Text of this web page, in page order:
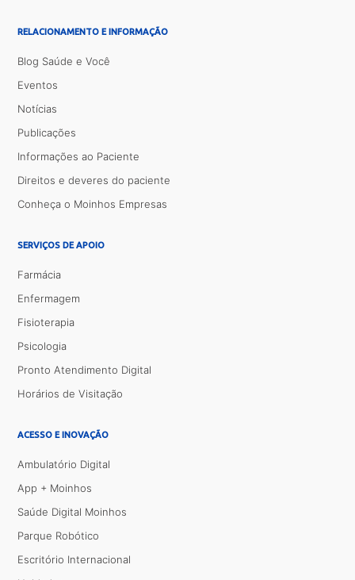
RELACIONAMENTO E INFORMAÇÃO
Blog Saúde e Você
Eventos
Notícias
Publicações
Informações ao Paciente
Direitos e deveres do paciente
Conheça o Moinhos Empresas
SERVIÇOS DE APOIO
Farmácia
Enfermagem
Fisioterapia
Psicologia
Pronto Atendimento Digital
Horários de Visitação
ACESSO E INOVAÇÃO
Ambulatório Digital
App + Moinhos
Saúde Digital Moinhos
Parque Robótico
Escritório Internacional